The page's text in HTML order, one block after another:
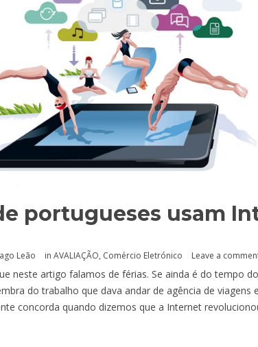
portugueses usam
Leão in AVALIAÇÃO, Comércio Eletrónico Leave a
neste artigo falamos de férias. Se ainda é do tempo
do trabalho que dava andar de agência de viagens
concorda quando dizemos que a Internet